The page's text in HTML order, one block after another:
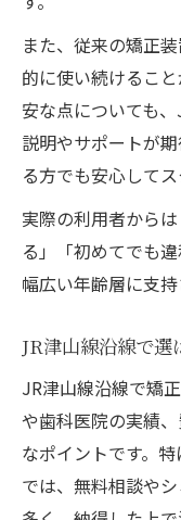
また、従来の矯正
的に使い続けるこ
安な点についても
説明やサポートが
る方でも安心してス
実際の利用者から
る」「初めてでも
幅広い年齢層に支持
JR津山線沿線で選
JR津山線沿線で矯
や歯科医院の実績
なポイントです。
では、無料相談や